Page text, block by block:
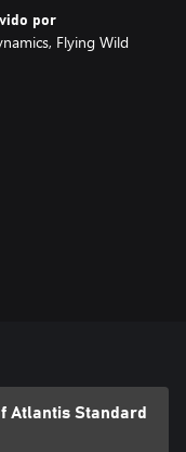
por
Flying Wild
Atlantis Standard